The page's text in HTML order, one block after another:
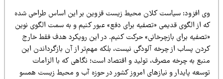
افزود: سیاست کلان محیط زیست قزوین بر این اساس طراحی شده
از الگوی قدیمی «تصفیه برای دفع» عبور کنیم و به سمت الگوی نوین
برای بازچرخانی» حرکت کنیم. در این رویکرد هدف فقط خارج
پساب از چرخه آلودگی نیست، بلکه مهم‌تر از آن بازگرداندن این
به چرخه مصرف، تولید و اقتصاد است؛ نگاهی که با الزامات
پایدار و نیازهای امروز کشور در حوزه آب و محیط زیست همسو